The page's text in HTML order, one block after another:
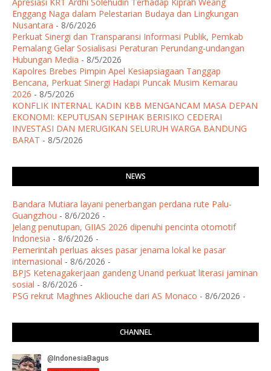
Apresiasi KRT Ardhi Solehudin Terhadap Kiprah Weang
Enggang Naga dalam Pelestarian Budaya dan Lingkungan
Nusantara - 8/6/2026
Perkuat Sinergi dan Transparansi Informasi Publik, Pemkab
Pemalang Gelar Sosialisasi Peraturan Perundang-undangan
Hubungan Media - 8/5/2026
Kapolres Brebes Pimpin Apel Kesiapsiagaan Tanggap
Bencana, Perkuat Sinergi Hadapi Puncak Musim Kemarau
2026 - 8/5/2026
KONFLIK INTERNAL KADIN KBB MENGANCAM MASA DEPAN
EKONOMI: KEPUTUSAN SEPIHAK BERISIKO CEDERAI
INVESTASI DAN MERUGIKAN SELURUH WARGA BANDUNG
BARAT - 8/5/2026
NEWS
Bandara Mutiara layani penerbangan perdana rute Palu-
Guangzhou - 8/6/2026 -
Jelang penutupan, GIIAS 2026 dipenuhi pencinta otomotif
Indonesia - 8/6/2026 -
Pemerintah perluas akses pasar jenama lokal ke pasar
internasional - 8/6/2026 -
BPJS Ketenagakerjaan gandeng Unand perkuat literasi jaminan
sosial - 8/6/2026 -
PSG rekrut Maghnes Akliouche dari AS Monaco - 8/6/2026 -
CHANNEL